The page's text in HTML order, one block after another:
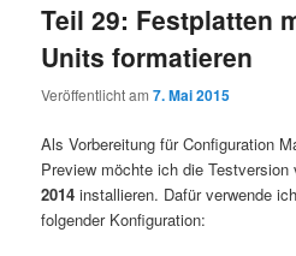
Teil 29: Festplatten
Units formatieren
Veröffentlicht am7. Mai 2015
Als Vorbereitung für Configuration
Preview möchte ich die
2014installieren. Dafür verwende
folgender Konfiguration: